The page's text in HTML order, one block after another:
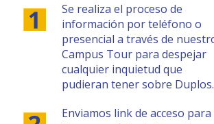
Se realiza el proceso de
información por teléfono o
presencial a través de
Campus Tour para despejar
cualquier inquietud que
pudieran tener sobre Duplos.
Enviamos link de acceso para